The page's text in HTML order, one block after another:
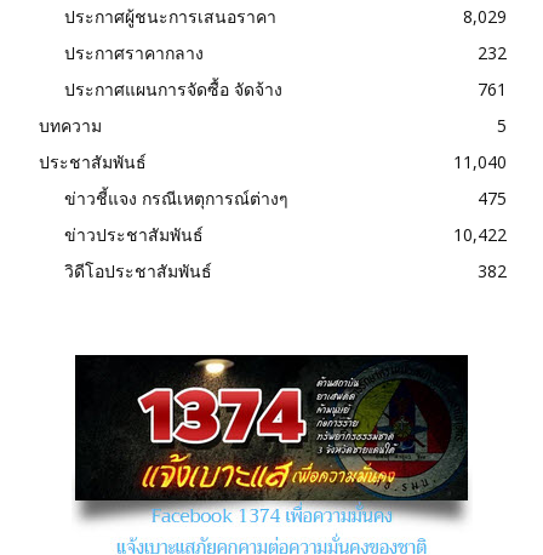
ประกาศผู้ชนะการเสนอราคา
8,029
ประกาศราคากลาง
232
ประกาศแผนการจัดซื้อ จัดจ้าง
761
บทความ
5
ประชาสัมพันธ์
11,040
ข่าวชี้แจง กรณีเหตุการณ์ต่างๆ
475
ข่าวประชาสัมพันธ์
10,422
วิดีโอประชาสัมพันธ์
382